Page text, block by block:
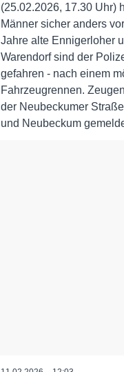
(25.02.2026, 17.30 Uhr)
Männer sicher anders
Jahre alte Ennigerloher
Warendorf sind der
gefahren - nach einem
Fahrzeugrennen.
der Neubeckumer
und Neubeckum